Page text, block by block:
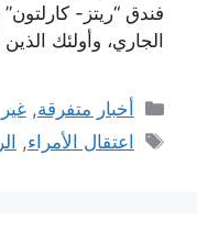
فندق “ريتز-
الجاري، وأولئك
التصنيفات
أخبار متفرقة,
الوسوم
اعتقال الأمراء,